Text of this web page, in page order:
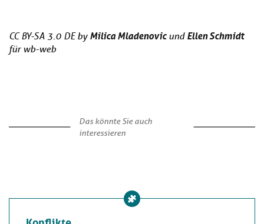
CC BY-SA 3.0 DE by Milica Mladenovicund Ellen Schmidt
für wb-web
Das könnte Sie auch
interessieren